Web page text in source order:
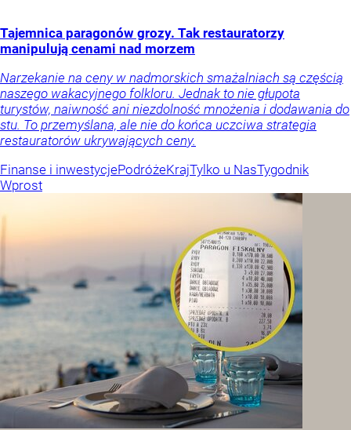
Tajemnica paragonów grozy. Tak restauratorzy
manipulują cenami nad morzem
Narzekanie na ceny w nadmorskich smażalniach są częścią
naszego wakacyjnego folkloru. Jednak to nie głupota
turystów, naiwność ani niezdolność mnożenia i dodawania do
stu. To przemyślana, ale nie do końca uczciwa strategia
restauratorów ukrywających ceny.
Finanse i inwestycjePodróżeKrajTylko u NasTygodnik
Wprost